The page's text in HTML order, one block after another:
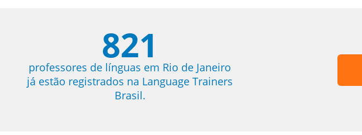
821
professores de línguas em Rio de Janeiro
já estão registrados na Language Trainers
Brasil.